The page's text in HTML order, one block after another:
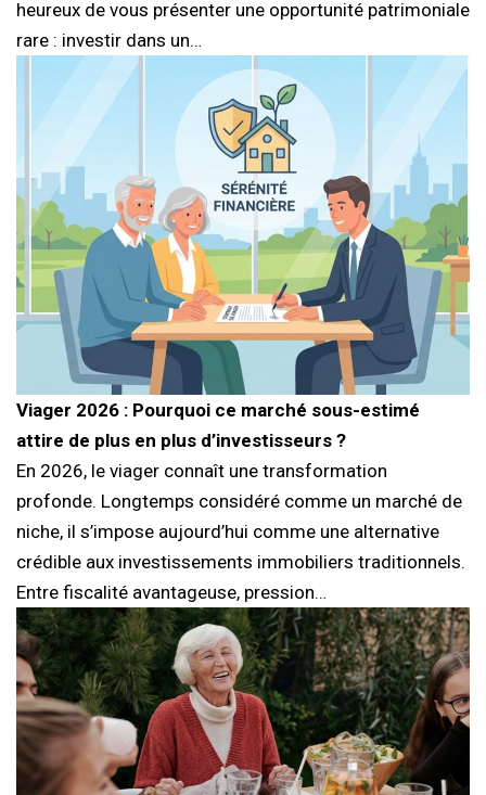
heureux de vous présenter une opportunité patrimoniale
rare : investir dans un…
Viager 2026 : Pourquoi ce marché sous-estimé
attire de plus en plus d’investisseurs ?
En 2026, le viager connaît une transformation
profonde. Longtemps considéré comme un marché de
niche, il s’impose aujourd’hui comme une alternative
crédible aux investissements immobiliers traditionnels.
Entre fiscalité avantageuse, pression…